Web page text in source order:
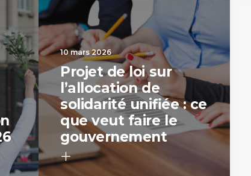
10 mars 2026
Projet de loi sur
l’allocation de
solidarité unifiée : ce
que veut faire le
gouvernement